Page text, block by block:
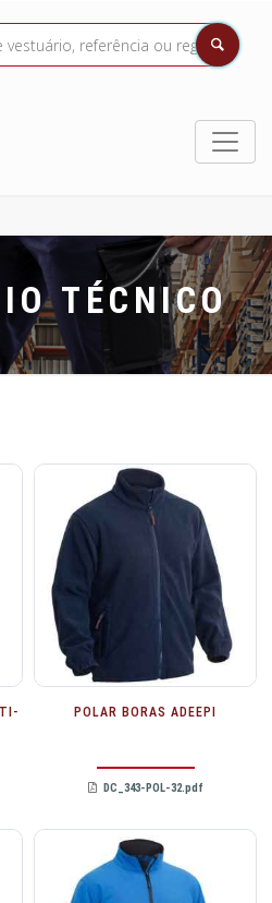
TÉCNICO
POLAR BORAS ADEEPI
DC_343-POL-32.pdf